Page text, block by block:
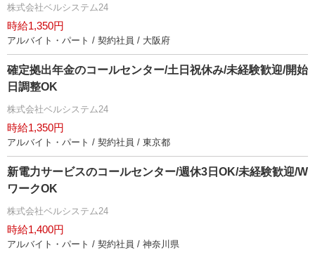
株式会社ベルシステム24
時給1,350円
アルバイト・パート / 契約社員 / 大阪府
確定拠出年金のコールセンター/土日祝休み/未経験歓迎/開始
日調整OK
株式会社ベルシステム24
時給1,350円
アルバイト・パート / 契約社員 / 東京都
新電力サービスのコールセンター/週休3日OK/未経験歓迎/W
ワークOK
株式会社ベルシステム24
時給1,400円
アルバイト・パート / 契約社員 / 神奈川県